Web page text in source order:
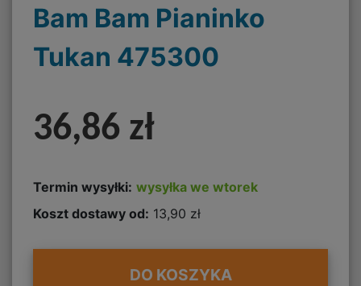
Bam Bam Pianinko
Tukan 475300
36,86 zł
Termin wysyłki: wysyłka we wtorek
Koszt dostawy od: 13,90 zł
DO KOSZYKA